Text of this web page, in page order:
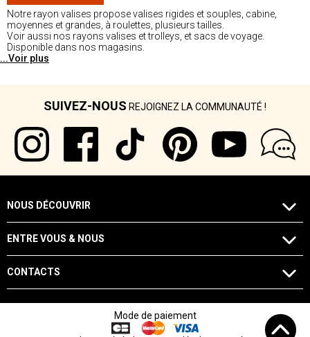
Notre rayon valises propose valises rigides et souples, cabine,
moyennes et grandes, à roulettes, plusieurs tailles.
Voir aussi nos rayons valises et trolleys, et sacs de voyage.
Disponible dans nos magasins.
...Voir plus
SUIVEZ-NOUS REJOIGNEZ LA COMMUNAUTÉ !
NOUS DÉCOUVRIR
ENTRE VOUS & NOUS
CONTACTS
Mode de paiement